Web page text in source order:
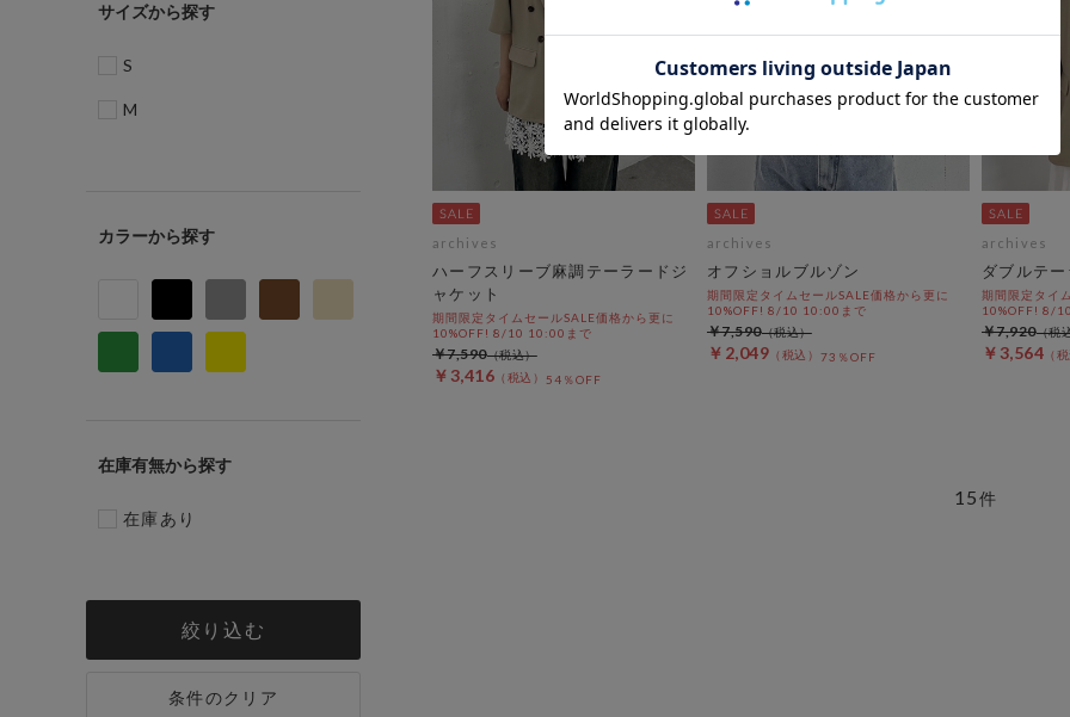
サイズ
S
M
カラー
在庫有無
在庫あり
絞り込む
条件のクリア
archives
ハーフスリーブ麻調テーラードジ
ャケット
期間限定タイムセールSALE価格から更に
10%OFF! 8/10 10:00まで
￥3,416 54％OFF
￥7,590
archives
オフショルブルゾン
期間限定タイムセールSALE価格から更に
10%OFF! 8/10 10:00まで
￥2,049 73％OFF
￥7,590
archives
ダブルテ
期間限定タイ
10%OFF! 8/
￥3,564
￥7,920
15件